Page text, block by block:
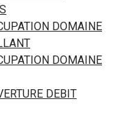
DOMAINE
DOMAINE
DEBIT